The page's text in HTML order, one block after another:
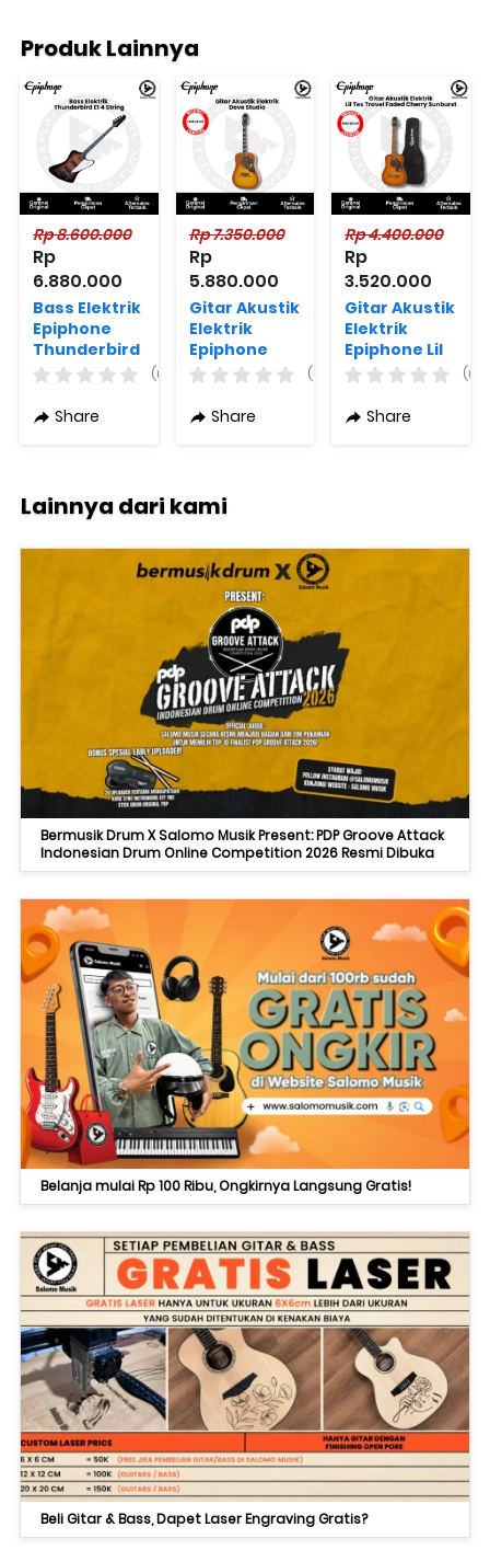
Produk Lainnya
Rp 8.600.000
Rp
6.880.000
Bass Elektrik
Epiphone
Thunderbird
E1 Vintage
String
(0)
Share
Rp 7.350.000
Rp
5.880.000
Gitar Akustik
Elektrik
Epiphone
Dove Studio
Fishman
Sunburst
Original
(0)
Share
Rp 4.400.000
Rp
3.520.000
Gitar Akustik
Elektrik
Epiphone Lil
Tex Travel
Cherry
(0)
Share
Lainnya dari kami
Bermusik Drum X Salomo Musik Present: PDP Groove Attack
Indonesian Drum Online Competition 2026 Resmi Dibuka
Belanja mulai Rp 100 Ribu, Ongkirnya Langsung Gratis!
Beli Gitar & Bass, Dapet Laser Engraving Gratis?